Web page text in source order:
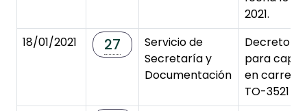
2021.
18/01/2021
27
Servicio de
Secretaría y
Documentación
Decreto
para
en
TO-3521